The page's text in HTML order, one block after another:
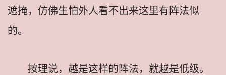
遮掩，仿佛生怕外人看不出来这里有阵法似
的。
按理说，越是这样的阵法，就越是低级。